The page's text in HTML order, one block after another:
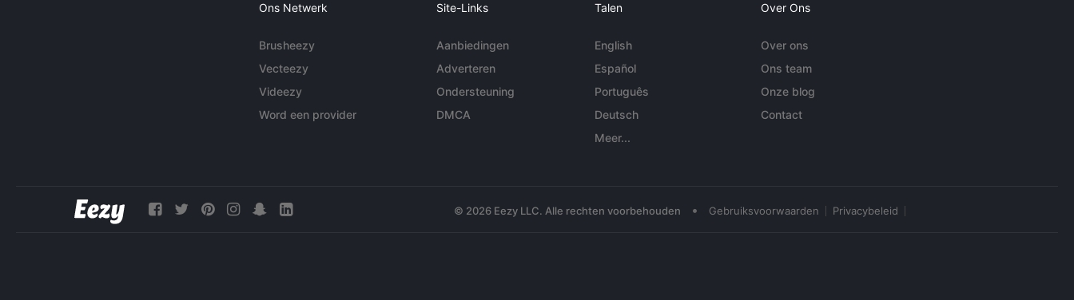
Ons Netwerk
Brusheezy
Vecteezy
Videezy
Word een provider
Site-Links
Aanbiedingen
Adverteren
Ondersteuning
DMCA
Talen
English
Español
Português
Deutsch
Meer...
Over Ons
Over ons
Ons team
Onze blog
Contact
© 2026 Eezy LLC. Alle rechten voorbehouden • Gebruiksvoorwaarden Privacybeleid